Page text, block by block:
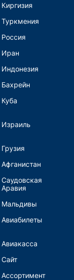
Киргизия
Туркмения
Россия
Иран
Индонезия
Бахрейн
Куба
Израиль
Грузия
Афганистан
Саудовская
Аравия
Мальдивы
Авиабилеты
Авиакасса
Сайт
Ассортимент